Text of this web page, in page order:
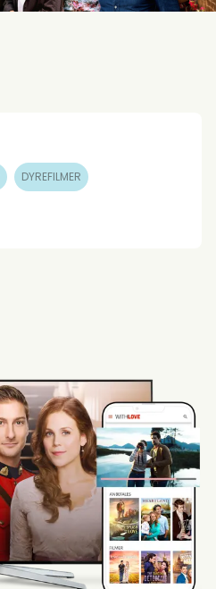
DYREFILMER